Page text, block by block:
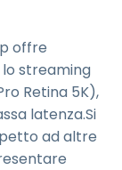
offre
streaming
Retina 5K),
latenza.Si
ad altre